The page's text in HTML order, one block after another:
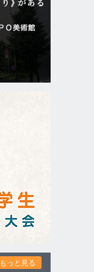
もっと見る